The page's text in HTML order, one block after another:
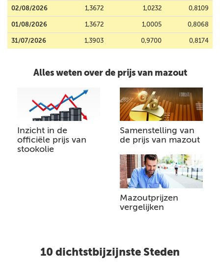
02/08/2026 1,3672 1,0232 0,8109
01/08/2026 1,3672 1,0005 0,8068
31/07/2026 1,3903 0,9700 0,8174
Alles weten over de prijs van mazout
Inzicht in de
officiële prijs van
stookolie
Samenstelling van
de prijs van mazout
Mazoutprijzen
vergelijken
10 dichtstbijzijnste Steden